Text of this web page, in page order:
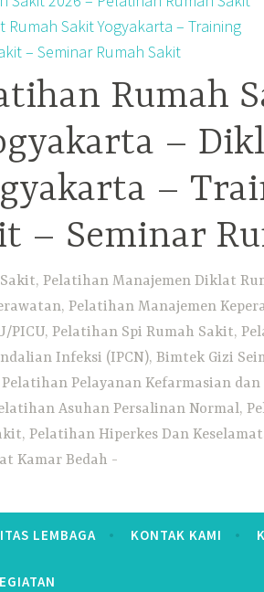
Rumah
–
–
– Seminar
Pelatihan Manajemen Diklat
Pelatihan Manajemen
Pelatihan Spi Rumah Sakit,
Infeksi (IPCN), Bimtek Gizi
Pelayanan Kefarmasian dan
Asuhan Persalinan Normal,
Pelatihan Hiperkes Dan
Kamar Bedah
LEMBAGA KONTAK KAMI